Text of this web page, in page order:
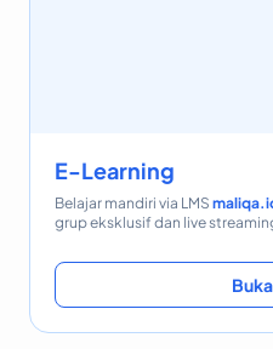
E-Learning
Belajar mandiri via LMS
grup eksklusif dan live